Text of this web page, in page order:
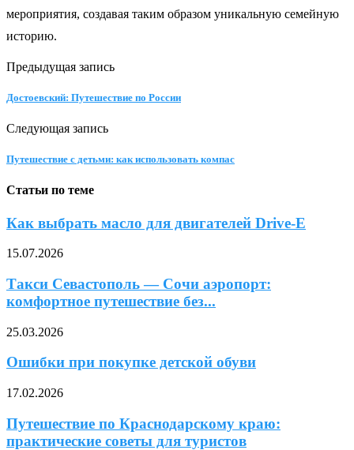
мероприятия, создавая таким образом уникальную семейную
историю.
Предыдущая запись
Достоевский: Путешествие по России
Следующая запись
Путешествие с детьми: как использовать компас
Статьи по теме
Как выбрать масло для двигателей Drive-E
15.07.2026
Такси Севастополь — Сочи аэропорт:
комфортное путешествие без...
25.03.2026
Ошибки при покупке детской обуви
17.02.2026
Путешествие по Краснодарскому краю:
практические советы для туристов